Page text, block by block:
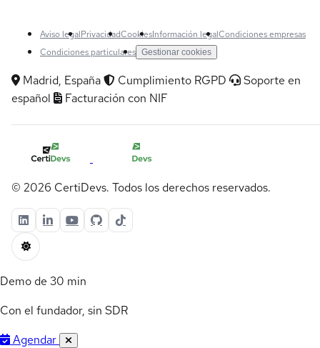
Aviso legalPrivacidadCookiesInformación legalCondiciones empresas
Condiciones particulares Gestionar cookies
Madrid, España Cumplimiento RGPD
Soporte en
español
Facturación con NIF
© 2026 CertiDevs. Todos los derechos reservados.
Demo de 30 min
Con el fundador, sin SDR
Agendar